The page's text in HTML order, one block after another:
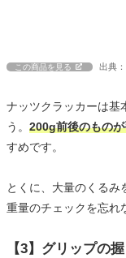
この商品を見る 出典
ナッツクラッカーは基
う。 200g前後のもの
すめです。
とくに、大量のくるみ
重量のチェックを忘れ
【3】グリップの